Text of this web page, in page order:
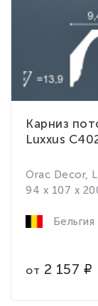
Карниз
Luxxus
Orac Decor,
94 x 107 x
Бельгия
от 2 157